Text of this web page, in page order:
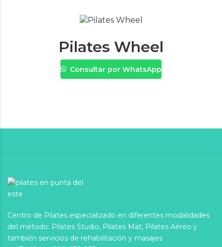
Pilates Wheel
Consultar por WhatsApp
Centro de Pilates especializado en diferentes modalidades
del método: Pilates Studio, Pilates Mat, Pilates Aéreo y
también servicios de rehabilitación y masajes